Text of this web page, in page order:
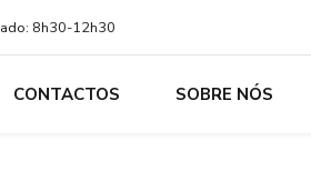
8h30-12h30
CONTACTOS SOBRE NÓS